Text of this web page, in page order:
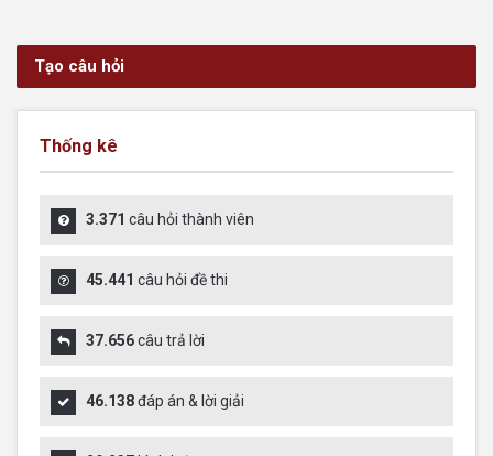
Tạo câu hỏi
Thống kê
3.371 câu hỏi thành viên
45.441 câu hỏi đề thi
37.656câu trả lời
46.138đáp án & lời giải